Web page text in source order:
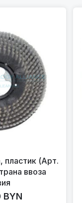
пластик (Арт.
ввоза
BYN